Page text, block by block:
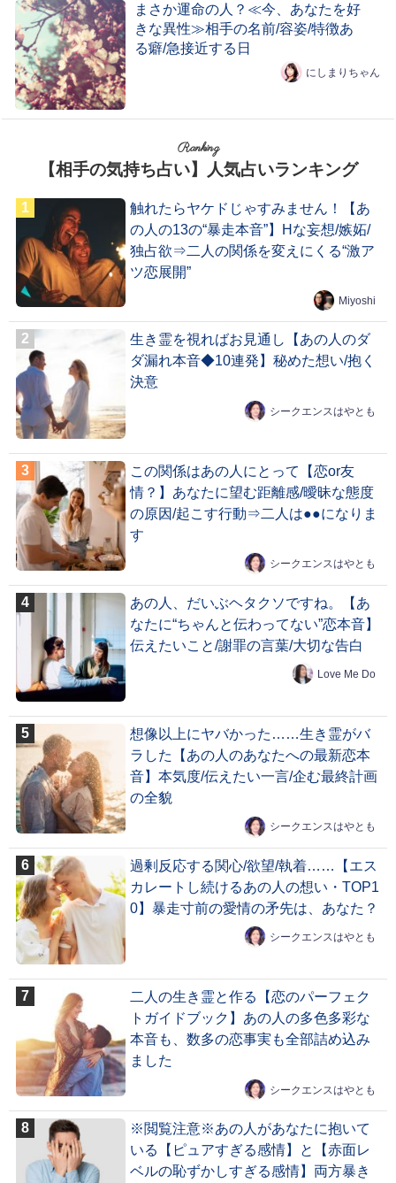
まさか運命の人？≪今、あなたを好
きな異性≫相手の名前/容姿/特徴あ
る癖/急接近する日
にしまりちゃん
Ranking
【相手の気持ち占い】人気占いランキング
触れたらヤケドじゃすみません！【あ
の人の13の“暴走本音”】Hな妄想/嫉妬/
独占欲⇒二人の関係を変えにくる“激ア
ツ恋展開”
Miyoshi
生き霊を視ればお見通し【あの人のダ
ダ漏れ本音◆10連発】秘めた想い/抱く
決意
シークエンスはやとも
この関係はあの人にとって【恋or友
情？】あなたに望む距離感/曖昧な態度
の原因/起こす行動⇒二人は●●になりま
す
シークエンスはやとも
あの人、だいぶヘタクソですね。【あ
なたに“ちゃんと伝わってない”恋本音】
伝えたいこと/謝罪の言葉/大切な告白
Love Me Do
想像以上にヤバかった……生き霊がバ
ラした【あの人のあなたへの最新恋本
音】本気度/伝えたい一言/企む最終計画
の全貌
シークエンスはやとも
過剰反応する関心/欲望/執着……【エス
カレートし続けるあの人の想い・TOP1
0】暴走寸前の愛情の矛先は、あなた？
シークエンスはやとも
二人の生き霊と作る【恋のパーフェク
トガイドブック】あの人の多色多彩な
本音も、数多の恋事実も全部詰め込み
ました
シークエンスはやとも
※閲覧注意※あの人があなたに抱いて
いる【ピュアすぎる感情】と【赤面レ
ベルの恥ずかしすぎる感情】両方暴き